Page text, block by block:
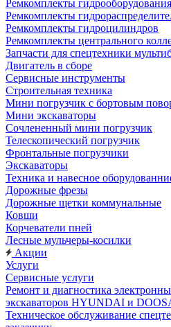
Ремкомплекты гидрооборудования
Ремкомплекты
Ремкомплекты гидроцилиндров
Ремкомплекты центрального
Запчасти для спецтехники
Двигатель в сборе
Сервисные инструменты
Строительная техника
Мини погрузчик с бортовым
Мини экскаваторы
Сочлененный мини погрузчик
Телескопический погрузчик
Фронтальные погрузчики
Экскаваторы
Техника и навесное
Дорожные фрезы
Дорожные щетки коммунальные
Ковши
Корчеватели пней
Лесные мульчеры-косилки
Акции
Услуги
Сервисные услуги
Ремонт и диагностика
экскаваторов HYUNDAI и
Техническое обслуживание